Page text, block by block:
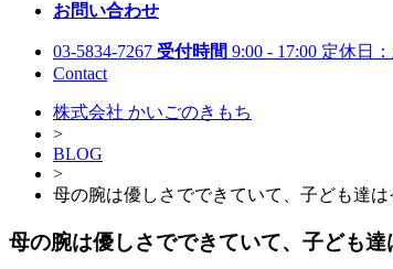
お問い合わせ
03-5834-7267 受付時間 9:00 - 17:00 定休日
Contact
株式会社 かいごのきもち
>
BLOG
>
母の腕は優しさでできていて、子ども達
母の腕は優しさでできていて、子ども